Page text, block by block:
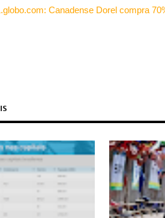
Canadense Dorel compra